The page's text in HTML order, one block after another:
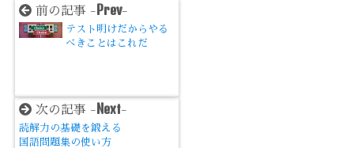
前の記事 -Prev-
テスト明けだからやる
べきことはこれだ
次の記事 -Next-
読解力の基礎を鍛える
国語問題集の使い方